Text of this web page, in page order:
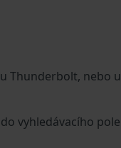
Thunderbolt, nebo u
vyhledávacího pole